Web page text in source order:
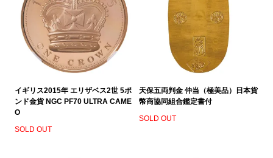
イギリス2015年 エリザベス2世 5ポ
ンド金貨 NGC PF70 ULTRA CAME
O
SOLD OUT
天保五両判金 仲当（極美品）日本貨
幣商協同組合鑑定書付
SOLD OUT